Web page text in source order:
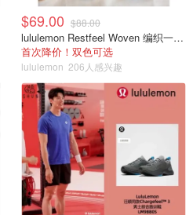
$69.00 $88.00
lululemon Restfeel Woven 编织一字拖
首次降价！双色可选
lululemon 206人感兴趣